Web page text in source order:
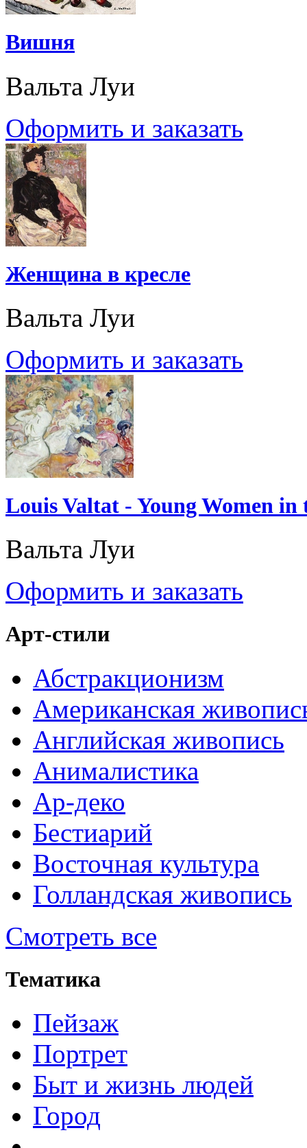
Вишня
Вальта Луи
Оформить и заказать
Женщина в кресле
Вальта Луи
Оформить и заказать
Louis Valtat - Young Women in
Вальта Луи
Оформить и заказать
Арт-стили
Абстракционизм
Американская
Английская живопись
Анималистика
Ар-деко
Бестиарий
Восточная культура
Голландская живопись
Смотреть все
Тематика
Пейзаж
Портрет
Быт и жизнь людей
Город